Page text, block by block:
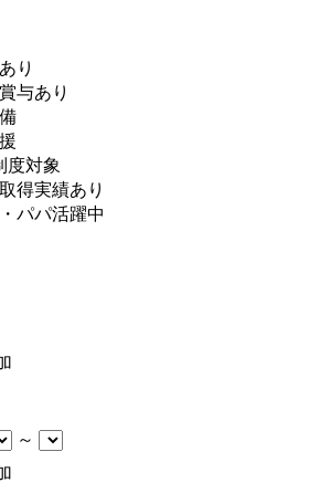
り
与あり
度対象
得実績あり
パパ活躍中
～